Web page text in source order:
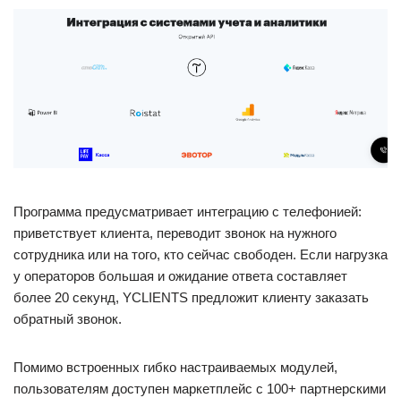
Программа предусматривает интеграцию с телефонией:
приветствует клиента, переводит звонок на нужного
сотрудника или на того, кто сейчас свободен. Если нагрузка
у операторов большая и ожидание ответа составляет
более 20 секунд, YCLIENTS предложит клиенту заказать
обратный звонок.
Помимо встроенных гибко настраиваемых модулей,
пользователям доступен маркетплейс с 100+ партнерскими